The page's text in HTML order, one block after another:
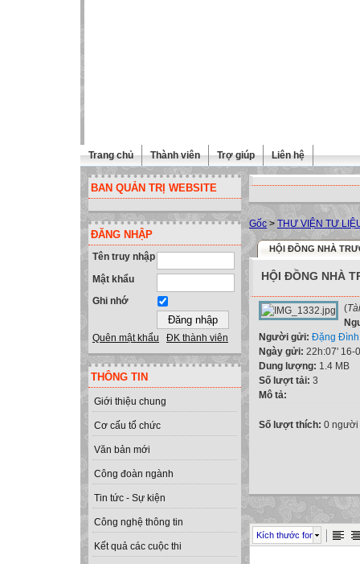
Trang chủ Thành viên Trợ giúp Liên hệ
BAN QUẢN TRỊ WEBSITE
ĐĂNG NHẬP
Tên truy nhập
Mật khẩu
Ghi nhớ
Quên mật khẩu ĐK thành viên
THÔNG TIN
Giới thiệu chung
Cơ cấu tổ chức
Văn bản mới
Công đoàn ngành
Tin tức - Sự kiện
Công nghệ thông tin
Kết quả các cuộc thi
Gốc > THƯ VIỆN TƯ
HỘI ĐỒNG NHÀ
HỘI ĐỒNG NHÀ
(
Người gửi: Đặng Đình
Ngày gửi: 22h:07' 16-
Dung lượng: 1.4 MB
Số lượt tải: 3
Mô tả:
Số lượt thích: 0 người
Kích thước font